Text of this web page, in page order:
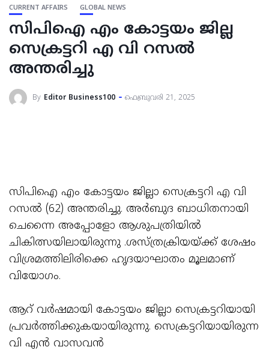
CURRENT AFFAIRS GLOBAL NEWS
സിപിഐ എം കോട്ടയം ജില്ല
സെക്രട്ടറി എ വി റസൽ
അന്തരിച്ചു
By Editor Business100 ഫെബ്രുവരി 21, 2025
സിപിഐ എം കോട്ടയം ജില്ലാ സെക്രട്ടറി എ വി
റസൽ (62) അന്തരിച്ചു. അർബുദ ബാധിതനായി
ചെന്നൈ അപ്പോളോ ആശുപത്രിയിൽ
ചികിത്സയിലായിരുന്നു .ശസ്‌ത്രക്രിയയ്ക്ക്‌ ശേഷം
വിശ്രമത്തിലിരിക്കെ ഹൃദയാഘാതം മൂലമാണ്‌
വിയോഗം.
ആറ്‌ വർഷമായി കോട്ടയം ജില്ലാ സെക്രട്ടറിയായി
പ്രവർത്തിക്കുകയായിരുന്നു. സെക്രട്ടറിയായിരുന്ന
വി എൻ വാസവൻ